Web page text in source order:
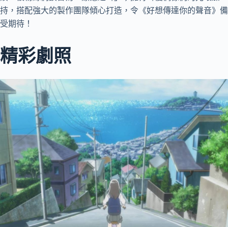
持，搭配強大的製作團隊傾心打造，令《好想傳達你的聲音》備
受期待！
精彩劇照